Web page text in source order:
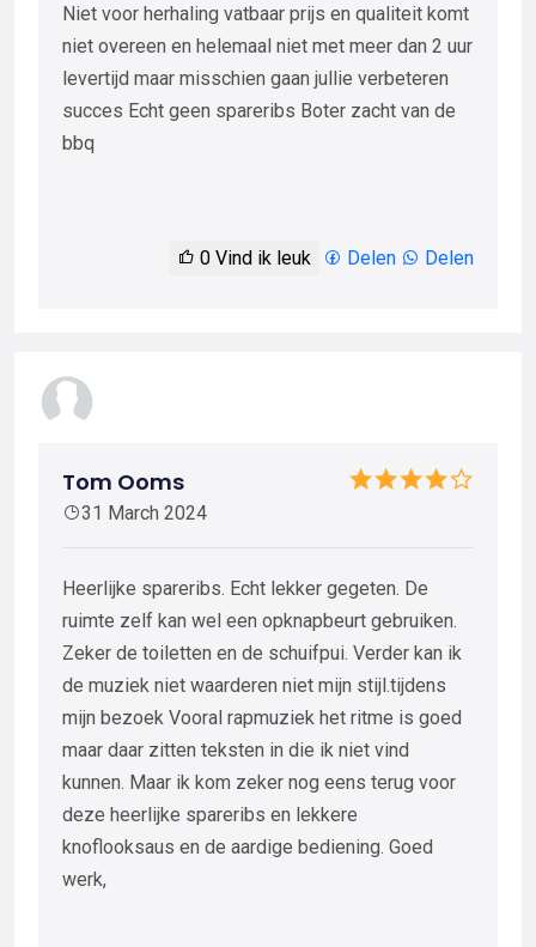
Niet voor herhaling vatbaar prijs en qualiteit komt
niet overeen en helemaal niet met meer dan 2 uur
levertijd maar misschien gaan jullie verbeteren
succes Echt geen spareribs Boter zacht van de
bbq
0 Vind ik leuk Delen Delen
Tom Ooms
31 March 2024
Heerlijke spareribs. Echt lekker gegeten. De
ruimte zelf kan wel een opknapbeurt gebruiken.
Zeker de toiletten en de schuifpui. Verder kan ik
de muziek niet waarderen niet mijn stijl.tijdens
mijn bezoek Vooral rapmuziek het ritme is goed
maar daar zitten teksten in die ik niet vind
kunnen. Maar ik kom zeker nog eens terug voor
deze heerlijke spareribs en lekkere
knoflooksaus en de aardige bediening. Goed
werk,